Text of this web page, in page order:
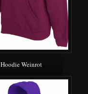
Hoodie Weinrot